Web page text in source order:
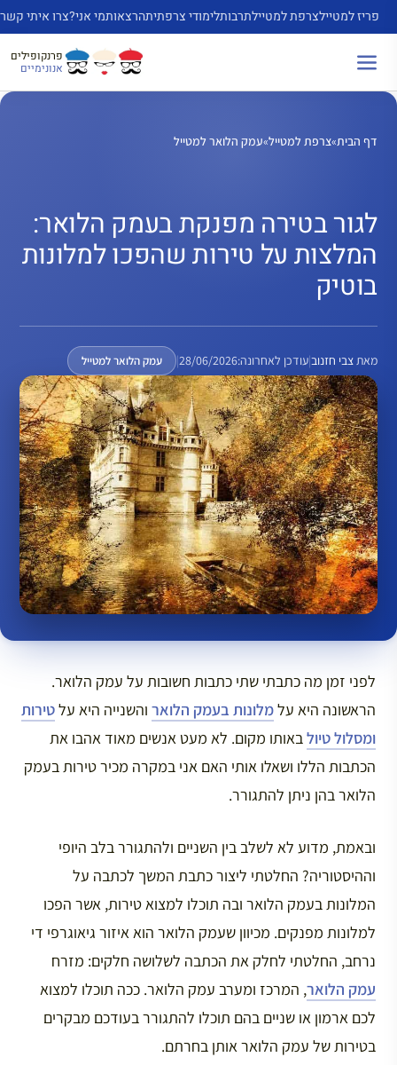
לדלג
לתוכן
פריז למטיילצרפת למטיילתרבותלימודי צרפתיתהרצאותמי אני?צרו איתי קשר
פרנקופילים
אנונימיים
דף הבית»צרפת למטייל»עמק הלואר למטייל
לגור בטירה מפנקת בעמק הלואר:
המלצות על טירות שהפכו למלונות
בוטיק
מאתצבי חזנוב|עודכן לאחרונה:28/06/2026
| עמק הלואר למטייל
לפני זמן מה כתבתי שתי כתבות חשובות על עמק הלואר.
הראשונה היא עלמלונות בעמק הלואר והשנייה היא עלטירות
ומסלול טיולבאותו מקום. לא מעט אנשים מאוד אהבו את
הכתבות הללו ושאלו אותי האם אני במקרה מכיר טירות בעמק
הלואר בהן ניתן להתגורר.
ובאמת, מדוע לא לשלב בין השניים ולהתגורר בלב היופי
וההיסטוריה? החלטתי ליצור כתבת המשך לכתבה על
המלונות בעמק הלואר ובה תוכלו למצוא טירות, אשר הפכו
למלונות מפנקים. מכיוון שעמק הלואר הוא איזור גיאוגרפי די
נרחב, החלטתי לחלק את הכתבה לשלושה חלקים: מזרח
עמק הלואר, המרכז ומערב עמק הלואר. ככה תוכלו למצוא
לכם ארמון או שניים בהם תוכלו להתגורר בעודכם מבקרים
בטירות של עמק הלואר אותן בחרתם.